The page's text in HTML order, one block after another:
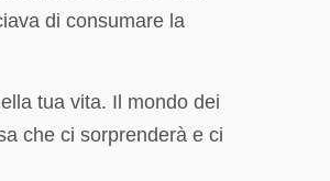
di consumare la
tua vita. Il mondo dei
che ci sorprenderà e ci